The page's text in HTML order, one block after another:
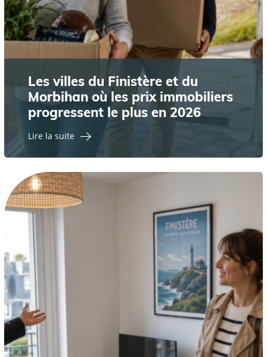
Les villes du Finistère et du
Morbihan où les prix immobiliers
progressent le plus en 2026
Lire la suite